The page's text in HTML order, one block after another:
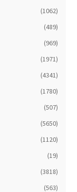
(1062)
(489)
(969)
(1971)
(4341)
(1780)
(507)
(5650)
(1120)
(19)
(3818)
(563)